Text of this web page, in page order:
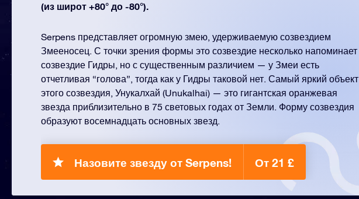
(из широт +80° до -80°).
Serpens представляет огромную змею, удерживаемую созвездием
Змееносец. С точки зрения формы это созвездие несколько напоминает
созвездие Гидры, но с существенным различием — у Змеи есть
отчетливая “голова”, тогда как у Гидры таковой нет. Самый яркий объект
этого созвездия, Унукалхай (Unukalhai) — это гигантская оранжевая
звезда приблизительно в 75 световых годах от Земли. Форму созвездия
образуют восемнадцать основных звезд.
Назовите звезду от Serpens! От 21 £